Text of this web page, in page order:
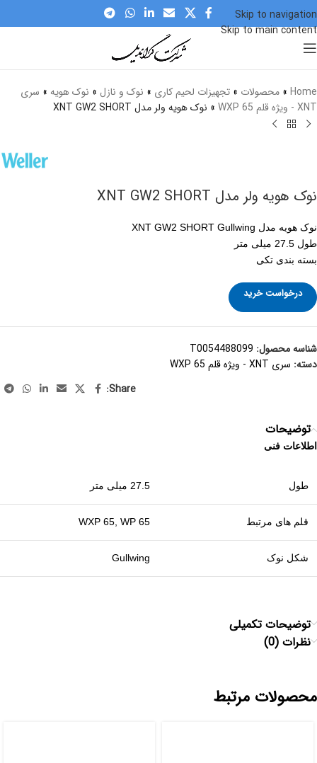
Skip to navigation
Skip to main content
برای بزرگنمایی کلیک کنید
Home
» محصولات » تجهیزات لحیم کاری » نوک و نازل » نوک هویه » سری
XNT - ویژه قلم WXP 65
» نوک هویه ولر مدل XNT GW2 SHORT
نوک هویه ولر مدل XNT GW2 SHORT
نوک هویه مدل XNT GW2 SHORT Gullwing
طول 27.5 میلی متر
بسته بندی تکی
درخواست خرید
شناسه محصول: T0054488099
دسته: سری XNT - ویژه قلم WXP 65
Share:
توضیحات
اطلاعات فنی
طول 27.5 میلی متر
قلم های مرتبط WXP 65, WP 65
شکل نوک Gullwing
توضیحات تکمیلی
نظرات (0)
محصولات مرتبط